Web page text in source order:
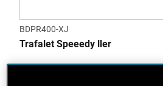
BDPR400-XJ
Trafalet Speeedy ller